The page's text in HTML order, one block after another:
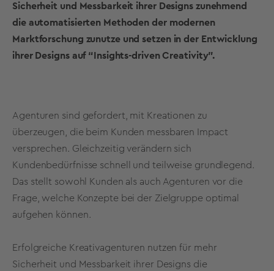
Sicherheit und Messbarkeit ihrer Designs zunehmend
die automatisierten Methoden der modernen
Marktforschung zunutze und setzen in der Entwicklung
ihrer Designs auf “Insights-driven Creativity”.
Agenturen sind gefordert, mit Kreationen zu
überzeugen, die beim Kunden messbaren Impact
versprechen. Gleichzeitig verändern sich
Kundenbedürfnisse schnell und teilweise grundlegend.
Das stellt sowohl Kunden als auch Agenturen vor die
Frage, welche Konzepte bei der Zielgruppe optimal
aufgehen können.
Erfolgreiche Kreativagenturen nutzen für mehr
Sicherheit und Messbarkeit ihrer Designs die